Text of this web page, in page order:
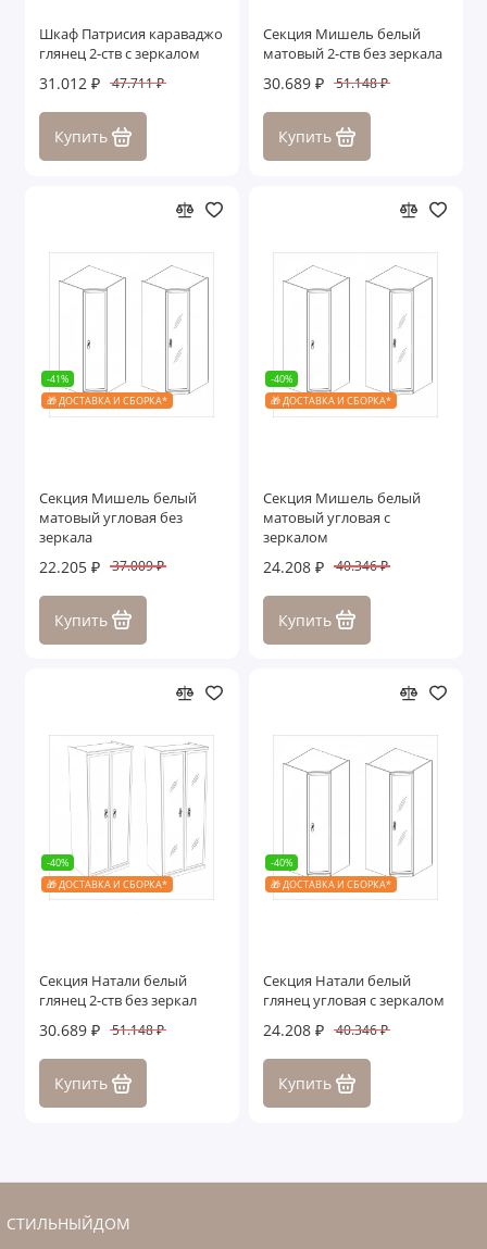
Шкаф Патрисия караваджо
глянец 2-ств с зеркалом
31.012 ₽ 47.711 ₽
Купить
Секция Мишель белый
матовый 2-ств без зеркала
30.689 ₽ 51.148 ₽
Купить
-41%
🎁 ДОСТАВКА И СБОРКА*
Секция Мишель белый
матовый угловая без
зеркала
22.205 ₽ 37.009 ₽
Купить
-40%
🎁 ДОСТАВКА И СБОРКА*
Секция Мишель белый
матовый угловая с
зеркалом
24.208 ₽ 40.346 ₽
Купить
-40%
🎁 ДОСТАВКА И СБОРКА*
Секция Натали белый
глянец 2-ств без зеркал
30.689 ₽ 51.148 ₽
Купить
-40%
🎁 ДОСТАВКА И СБОРКА*
Секция Натали белый
глянец угловая с зеркалом
24.208 ₽ 40.346 ₽
Купить
СТИЛЬНЫЙДОМ